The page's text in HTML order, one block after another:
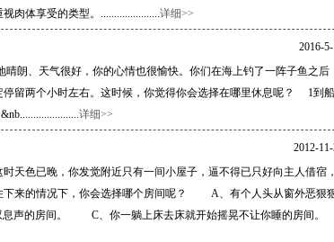
肉体享受的类型。......................详细>>
2016-
朗、天气很好，你的心情也很愉快。你们在海上钓了一阵子鱼之后
留两个小时左右。这时候，你觉得你会选择在哪里休息呢？ 1到船
详细>>
2012-
色已晚，你发觉附近只有一间小屋子，逼不得已只好向主人借宿，
下来的情况下，你会选择哪个房间呢？ A、有个人头从窗外恶狠
声的房间。 C、你一躺上床去床就开始摇晃不让你睡的房间。